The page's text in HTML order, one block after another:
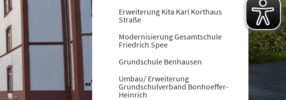
Erweiterung Kita Karl Korthaus
Straße
Modernisierung Gesamtschule
Friedrich Spee
Grundschule Benhausen
Umbau/ Erweiterung
Grundschulverband Bonhoeffer-
Heinrich